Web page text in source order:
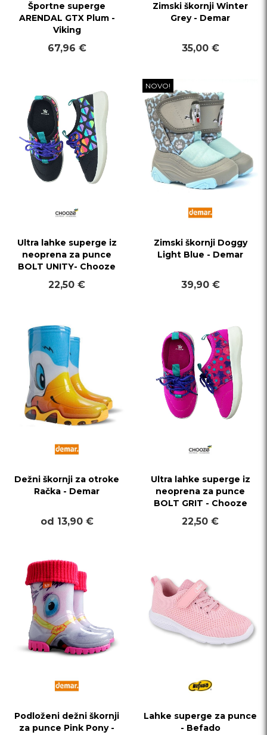
Športne superge
ARENDAL GTX Plum -
Viking
67,96 €
Zimski škornji Winter
Grey - Demar
35,00 €
Ultra lahke superge iz
neoprena za punce
BOLT UNITY- Chooze
22,50 €
NOVO!
Zimski škornji Doggy
Light Blue - Demar
39,90 €
Dežni škornji za otroke
Račka - Demar
od 13,90 €
Ultra lahke superge iz
neoprena za punce
BOLT GRIT - Chooze
22,50 €
Podloženi dežni škornji
za punce Pink Pony -
Lahke superge za punce
- Befado